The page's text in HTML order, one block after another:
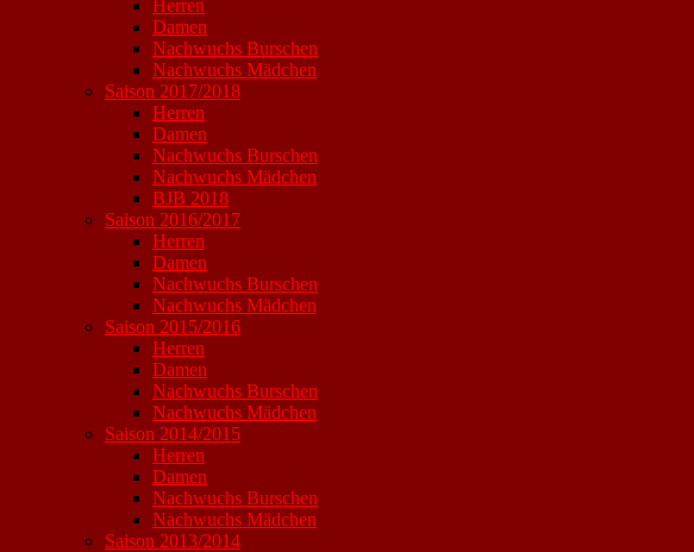
Herren
Damen
Nachwuchs Burschen
Nachwuchs Mädchen
Saison 2017/2018
Herren
Damen
Nachwuchs Burschen
Nachwuchs Mädchen
BJB 2018
Saison 2016/2017
Herren
Damen
Nachwuchs Burschen
Nachwuchs Mädchen
Saison 2015/2016
Herren
Damen
Nachwuchs Burschen
Nachwuchs Mädchen
Saison 2014/2015
Herren
Damen
Nachwuchs Burschen
Nachwuchs Mädchen
Saison 2013/2014